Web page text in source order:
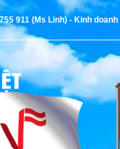
911 (Ms Linh) - Kinh doanh